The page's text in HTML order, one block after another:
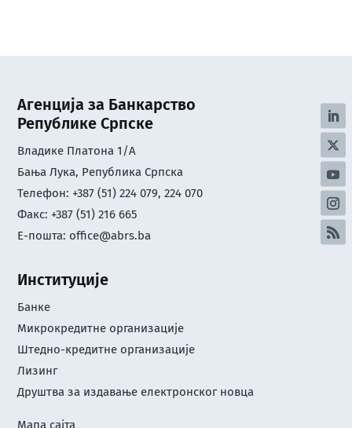
Агенција за Банкарство
Републике Српске
Владике Платона 1/А
Бања Лука, Република Српска
Телефон: +387 (51) 224 079, 224 070
Факс: +387 (51) 216 665
Е-пошта: office@abrs.ba
Институције
Банке
Микрокредитне организације
Штедно-кредитне организације
Лизинг
Друштва за издавање електронског новца
Мапа сајта